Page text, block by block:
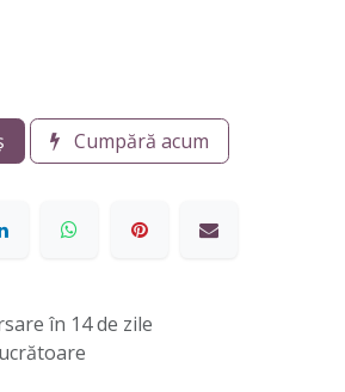
Cumpără acum
în 14 de zile